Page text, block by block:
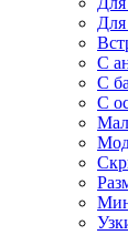
Для
С
С
С